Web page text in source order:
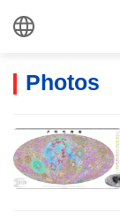
Photos